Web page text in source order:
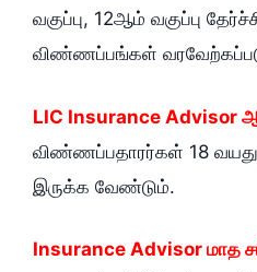
வகுப்பு, 12ஆம் வகுப்பு
விண்ணப்பங்கள்
LIC Insurance Advisor
விண்ணப்பதாரர்கள் 18
இருக்க வேண்டும்.
Insurance Advisor மாத